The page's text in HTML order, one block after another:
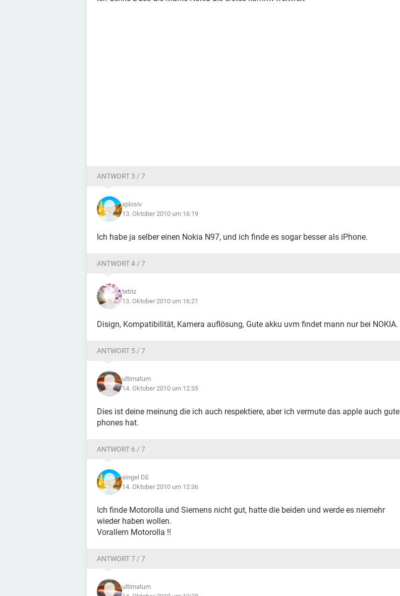
ANTWORT 3 / 7
xplosiv
13. Oktober 2010 um 16:19
Ich habe ja selber einen Nokia N97, und ich finde es sogar besser als iPhone.
ANTWORT 4 / 7
tetriz
13. Oktober 2010 um 16:21
Disign, Kompatibilität, Kamera auflösung, Gute akku uvm findet mann nur bei NOKIA.
ANTWORT 5 / 7
ultimatum
14. Oktober 2010 um 12:35
Dies ist deine meinung die ich auch respektiere, aber ich vermute das apple auch gute
phones hat.
ANTWORT 6 / 7
singel DE
14. Oktober 2010 um 12:36
Ich finde Motorolla und Siemens nicht gut, hatte die beiden und werde es niemehr
wieder haben wollen.
Vorallem Motorolla !!
ANTWORT 7 / 7
ultimatum